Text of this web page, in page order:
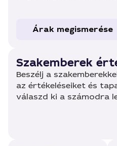
Árak megismerése
Szakemberek
Beszélj a
az értékeléseiket és
válaszd ki a számodra